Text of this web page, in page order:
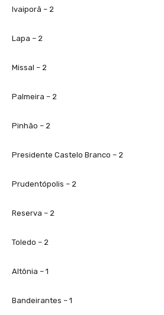
Ivaiporã – 2
Lapa – 2
Missal – 2
Palmeira – 2
Pinhão – 2
Presidente Castelo Branco – 2
Prudentópolis – 2
Reserva – 2
Toledo – 2
Altônia – 1
Bandeirantes – 1